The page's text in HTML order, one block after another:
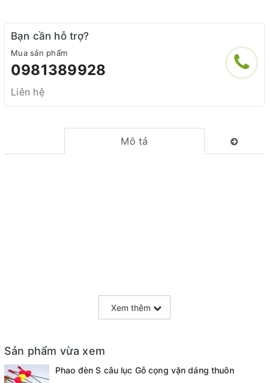
Bạn cần hỗ trợ?
Mua sản phẩm
0981389928
Liên hệ
Mô tả
Xem thêm
Sản phẩm vừa xem
Phao đèn S câu lục Gỗ cọng vặn dáng thuôn